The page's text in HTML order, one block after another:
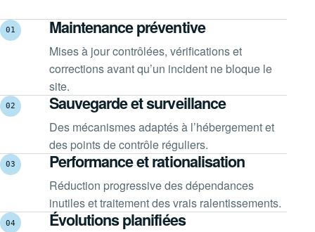
01 Maintenance préventive
Mises à jour contrôlées, vérifications et
corrections avant qu’un incident ne bloque le
site.
02 Sauvegarde et surveillance
Des mécanismes adaptés à l’hébergement et
des points de contrôle réguliers.
03 Performance et rationalisation
Réduction progressive des dépendances
inutiles et traitement des vrais ralentissements.
04 Évolutions planifiées